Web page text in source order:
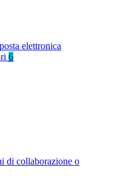
elettronica
6
di collaborazione o